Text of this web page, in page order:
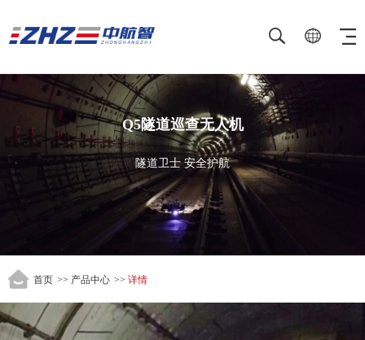
Q5隧道巡查无人机
隧道卫士 安全护航
首页 >> 产品中心 >> 详情